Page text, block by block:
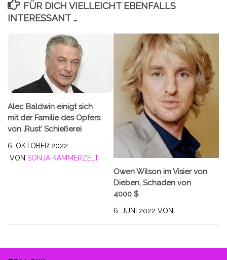
FÜR DICH VIELLEICHT EBENFALLS
INTERESSANT …
Alec Baldwin einigt sich
mit der Familie des Opfers
von ‚Rust‘ Schießerei
6. OKTOBER 2022
VON SONJA KAMMERZELT
Owen Wilson im Visier von
Dieben, Schaden von
4000 $
6. JUNI 2022 VON